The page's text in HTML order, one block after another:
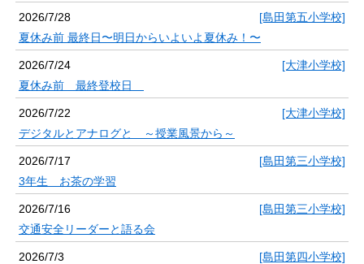
2026/7/28
[島田第五小学校]
夏休み前 最終日〜明日からいよいよ夏休み！〜
2026/7/24
[大津小学校]
夏休み前 最終登校日
2026/7/22
[大津小学校]
デジタルとアナログと ～授業風景から～
2026/7/17
[島田第三小学校]
3年生 お茶の学習
2026/7/16
[島田第三小学校]
交通安全リーダーと語る会
2026/7/3
[島田第四小学校]